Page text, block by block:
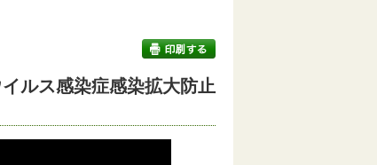
ルス感染症感染拡大防止